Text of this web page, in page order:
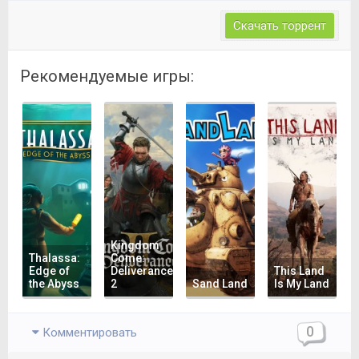
Скачать торрент
Рекомендуемые игры:
Thalassa:
Edge of
the Abyss
Kingdom
Come:
Deliverance
2
Sand Land
This Land
Is My Land
Комментировать 0